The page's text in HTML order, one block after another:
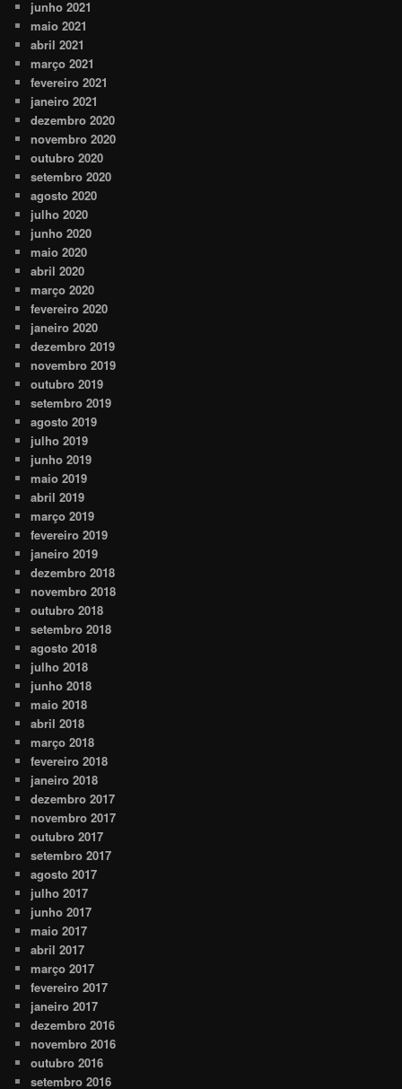
junho 2021
maio 2021
abril 2021
março 2021
fevereiro 2021
janeiro 2021
dezembro 2020
novembro 2020
outubro 2020
setembro 2020
agosto 2020
julho 2020
junho 2020
maio 2020
abril 2020
março 2020
fevereiro 2020
janeiro 2020
dezembro 2019
novembro 2019
outubro 2019
setembro 2019
agosto 2019
julho 2019
junho 2019
maio 2019
abril 2019
março 2019
fevereiro 2019
janeiro 2019
dezembro 2018
novembro 2018
outubro 2018
setembro 2018
agosto 2018
julho 2018
junho 2018
maio 2018
abril 2018
março 2018
fevereiro 2018
janeiro 2018
dezembro 2017
novembro 2017
outubro 2017
setembro 2017
agosto 2017
julho 2017
junho 2017
maio 2017
abril 2017
março 2017
fevereiro 2017
janeiro 2017
dezembro 2016
novembro 2016
outubro 2016
setembro 2016